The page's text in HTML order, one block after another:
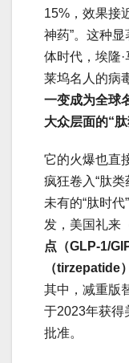
15%，效果接
神药”。这种
体时代，埃隆
莱坞名人的病
一变成为全球
大众层面的“
它的火爆也直
疯狂卷入“肽
未有的“肽时
发，美国礼来
点（GLP-1/
（tirzepatide
其中，减重版
于2023年获得
批准。